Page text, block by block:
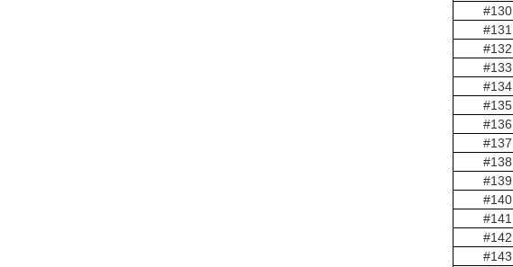
#130
#131
#132
#133
#134
#135
#136
#137
#138
#139
#140
#141
#142
#143